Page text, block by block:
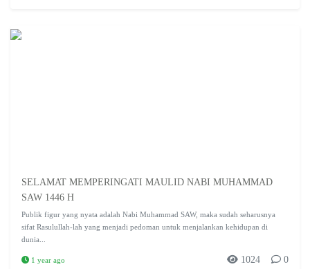
SELAMAT MEMPERINGATI MAULID NABI MUHAMMAD
SAW 1446 H
Publik figur yang nyata adalah Nabi Muhammad SAW, maka sudah seharusnya
sifat Rasulullah-lah yang menjadi pedoman untuk menjalankan kehidupan di
dunia...
1 year ago 0
1024